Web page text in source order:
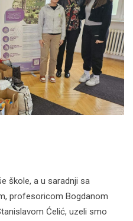
škole, a u saradnji sa
profesoricom Bogdanom
Ćelić, uzeli smo